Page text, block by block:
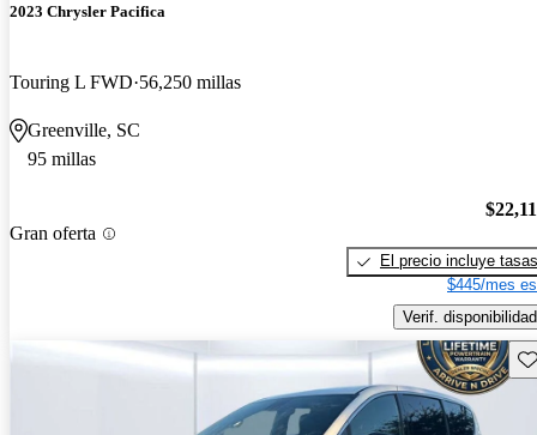
2023 Chrysler Pacifica
Touring L FWD 56,250 millas
Greenville, SC
95 millas
Gran oferta
El precio incluye tasas
$445/mes
Verif. disponibilidad